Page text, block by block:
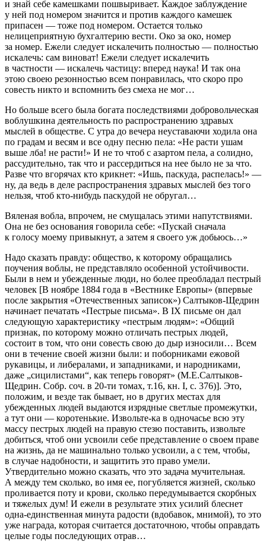
и знай себе камешками пошвыривает. Каждое заблуждение
у ней под номером значится и против каждого камешек
припасен — тоже под номером. Остается только
нелицеприятную бухгалтерию вести. Око за око, номер
за номер. Ежели следует искалечить полностью — полностью
искалечь: сам виноват! Ежели следует искалечить
в частности — искалечь частицу: вперед наука! И так она
этою своею резонностью всем понравилась, что скоро про
совесть никто и вспомнить без смеха не мог…
Но больше всего была богата последствиями добровольческая
воблушкина деятельность по распространению здравых
мыслей в обществе. С утра до вечера неуставаючи ходила она
по градам и весям и все одну песню пела: «Не расти ушам
выше лба! не расти!» И не то чтоб с азартом пела, а солидно,
рассудительно, так что и рассердиться на нее было не за что.
Разве что вгорячах кто крикнет: «Ишь, паскуда, распелась!» —
ну, да ведь в деле распространения здравых мыслей без того
нельзя, чтоб кто-нибудь паскудой не обругал…
Вяленая вобла, впрочем, не смущалась этими напутствиями.
Она не без основания говорила себе: «Пускай сначала
к голосу моему привыкнут, а затем я своего уж добьюсь…»
Надо сказать правду: общество, к которому обращались
поучения воблы, не представляло особенной устойчивости.
Были в нем и убежденные люди, но более преобладал пестрый
человек [В ноябре 1884 года в «Вестнике Европы» (впервые
после закрытия «Отечественных записок») Салтыков-Щедрин
начинает печатать «Пестрые письма». В IX письме он дал
следующую характеристику «пестрым людям»: «Общий
признак, по которому можно отличать пестрых людей,
состоит в том, что они совесть свою до дыр износили… Всем
они в течение своей жизни были: и поборниками ежовой
рукавицы, и либералами, и западниками, и народниками,
даже „сицилистами“, как теперь говорят» (М.Е.Салтыков-
Щедрин. Собр. соч. в 20-ти томах, т.16, кн. I, с. 376)]. Это,
положим, и везде так бывает, но в других местах для
убежденных людей выдаются изрядные светлые промежутки,
а тут они — коротенькие. Извольте-ка в одночасье всю эту
массу пестрых людей на правую стезю поставить, извольте
добиться, чтоб они усвоили себе представление о своем праве
на жизнь, да не машинально только усвоили, а с тем, чтобы,
в случае надобности, и защитить это право умели.
Утвердительно можно сказать, что это задача мучительная.
А между тем сколько, во имя ее, погубляется жизней, сколько
проливается поту и крови, сколько передумывается скорбных
и тяжелых дум! И ежели в результате этих усилий блеснет
одна-единственная минута радости (вдобавок, мнимой), то это
уже награда, которая считается достаточною, чтобы оправдать
целые годы последующих отрав…